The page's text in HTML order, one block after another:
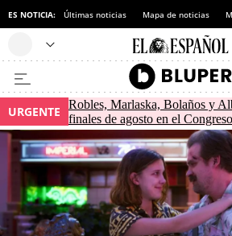
ES NOTICIA: Últimas noticias Mapa de noticias
URGENTE
Robles, Marlaska, Bolaños y
finales de agosto en el